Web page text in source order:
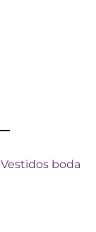
Vestidos boda